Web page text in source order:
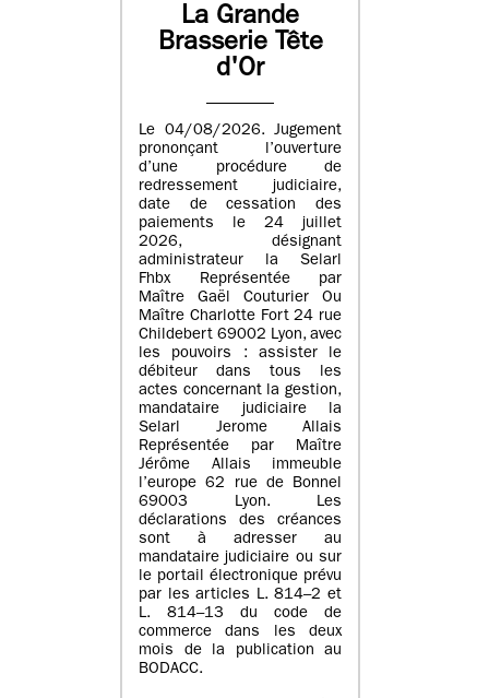
La Grande
Brasserie Tête
d'Or
Le 04/08/2026. Jugement
prononçant l’ouverture
d’une procédure de
redressement judiciaire,
date de cessation des
paiements le 24 juillet
2026, désignant
administrateur la Selarl
Fhbx Représentée par
Maître Gaël Couturier Ou
Maître Charlotte Fort 24 rue
Childebert 69002 Lyon, avec
les pouvoirs : assister le
débiteur dans tous les
actes concernant la gestion,
mandataire judiciaire la
Selarl Jerome Allais
Représentée par Maître
Jérôme Allais immeuble
l’europe 62 rue de Bonnel
69003 Lyon. Les
déclarations des créances
sont à adresser au
mandataire judiciaire ou sur
le portail électronique prévu
par les articles L. 814–2 et
L. 814–13 du code de
commerce dans les deux
mois de la publication au
BODACC.